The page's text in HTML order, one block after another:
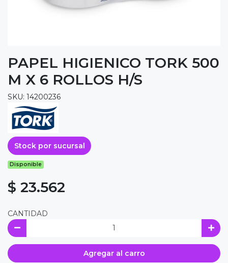
PAPEL HIGIENICO TORK 500
M X 6 ROLLOS H/S
SKU: 14200236
Stock por sucursal
Disponible
$ 23.562
CANTIDAD
Agregar al carro